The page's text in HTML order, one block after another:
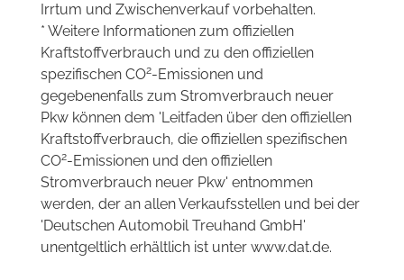
Irrtum und Zwischenverkauf vorbehalten.
* Weitere Informationen zum offiziellen
Kraftstoffverbrauch und zu den offiziellen
spezifischen CO2-Emissionen und
gegebenenfalls zum Stromverbrauch neuer
Pkw können dem 'Leitfaden über den offiziellen
Kraftstoffverbrauch, die offiziellen spezifischen
CO2-Emissionen und den offiziellen
Stromverbrauch neuer Pkw' entnommen
werden, der an allen Verkaufsstellen und bei der
'Deutschen Automobil Treuhand GmbH'
unentgeltlich erhältlich ist unter www.dat.de.